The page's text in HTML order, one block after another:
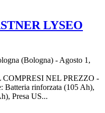
LYSEO
(Bologna) - Agosto 1,
COMPRESI NEL PREZZO -
Batteria rinforzata (105 Ah),
Presa US...